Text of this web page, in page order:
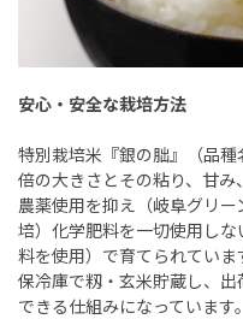
安心・安全な栽培方法
特別栽培米『銀の朏』（品
倍の大きさとその粘り、甘み
農薬使用を抑え（岐阜グリ
培）化学肥料を一切使用し
料を使用）で育てられていま
保冷庫で籾・玄米貯蔵し、
できる仕組みになっています。